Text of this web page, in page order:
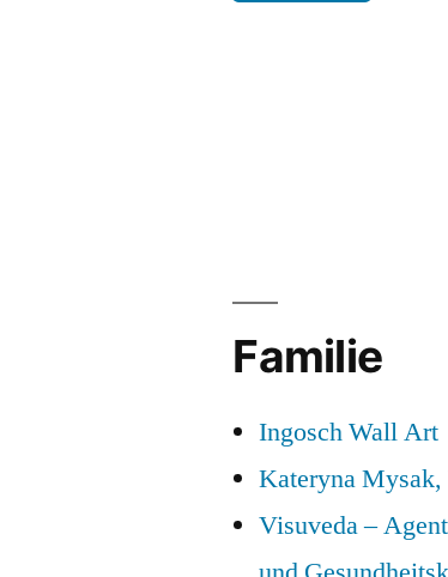
Familie
Ingosch Wall Art
Kateryna
Visuveda –